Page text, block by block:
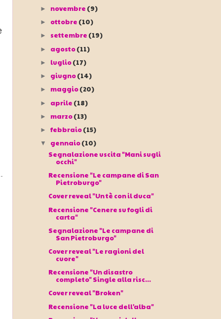
► novembre (9)
► ottobre (10)
► settembre (19)
► agosto(11)
► luglio(17)
► giugno(14)
► maggio(20)
► aprile (18)
► marzo(13)
►febbraio(15)
▼ gennaio(10)
Segnalazione uscita "Mani sugli
occhi"
Recensione "Le campane di San
Pietroburgo"
Cover reveal "Un tè con il duca"
Recensione "Cenere su fogli di
carta"
Segnalazione "Le campane di
San Pietroburgo"
Cover reveal "Le ragioni del
cuore"
Recensione "Un disastro
completo" Single alla risc...
Cover reveal "Broken"
Recensione "La luce dell'alba"